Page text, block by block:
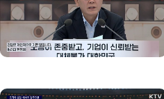
조달청
개인정보보호위원회
국가지속가능발전위원회
일자리위원회